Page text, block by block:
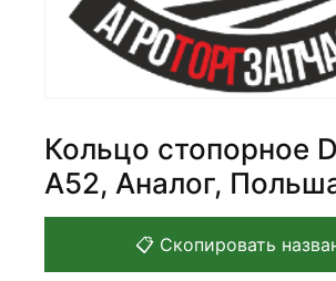
Кольцо стопорное
А52, Аналог,
📋 Скопировать